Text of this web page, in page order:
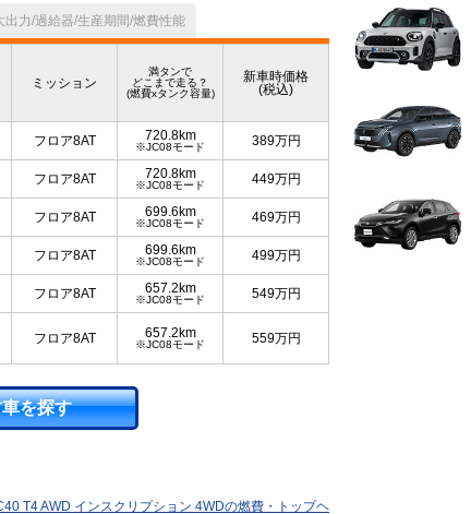
出力/過給器/生産期間/燃費性能
ミッション
満タンで
どこまで走る？
(燃費xタンク容量)
新車時価格
(税込)
フロア8AT 720.8km
※JC08モード 389万円
フロア8AT 720.8km
※JC08モード 449万円
フロア8AT 699.6km
※JC08モード 469万円
フロア8AT 699.6km
※JC08モード 499万円
フロア8AT 657.2km
※JC08モード 549万円
フロア8AT 657.2km
※JC08モード 559万円
を探す
T4 AWD インスクリプション 4WDの燃費・トップヘ